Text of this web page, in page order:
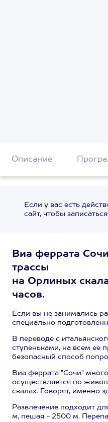
Описание
Если у вас есть
сайт, чтобы
Виа феррата
трассы
на Орлиных
часов.
Если вы не занимались
специально
В переводе с
ступеньками, на всем ее
безопасный способ
Виа феррата "Сочи"
осуществляется по
скалах. Говорят, именно
Развлечение подходит
м, пешая - 2500 м.